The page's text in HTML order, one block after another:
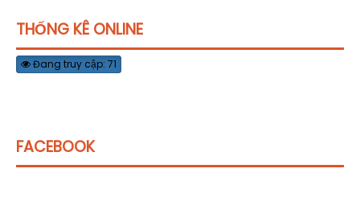
THỐNG KÊ ONLINE
Đang truy cập: 71
FACEBOOK